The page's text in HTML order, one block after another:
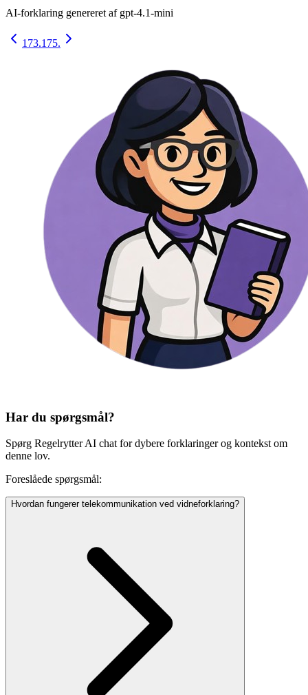
AI-forklaring genereret af gpt-4.1-mini
173.175.
Har du spørgsmål?
Spørg Regelrytter AI chat for dybere forklaringer og kontekst om
denne lov.
Foreslåede spørgsmål:
Hvordan fungerer telekommunikation ved vidneforklaring?